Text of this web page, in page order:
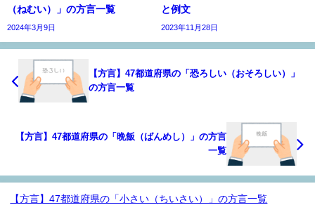
（ねむい）」の方言一覧
2024年3月9日
と例文
2023年11月28日
【方言】47都道府県の「恐ろしい（おそろしい）」
の方言一覧
【方言】47都道府県の「晩飯（ばんめし）」の方言
一覧
【方言】47都道府県の「小さい（ちいさい）」の方言一覧